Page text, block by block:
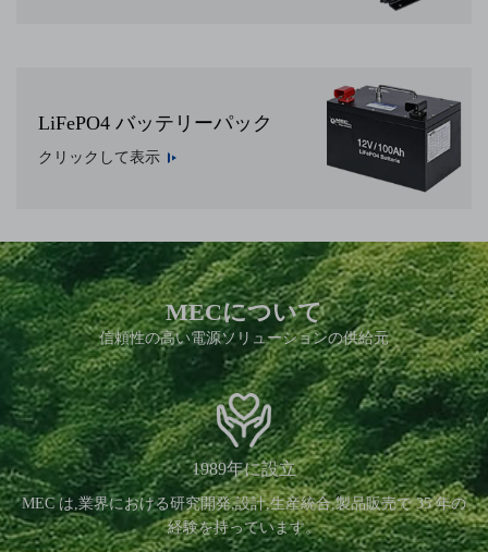
LiFePO4 バッテリーパック
クリックして表示
MECについて
信頼性の高い電源ソリューションの供給元
1989年に設立
MEC は,業界における研究開発,設計,生産統合,製品販売で 35 年の
経験を持っています。